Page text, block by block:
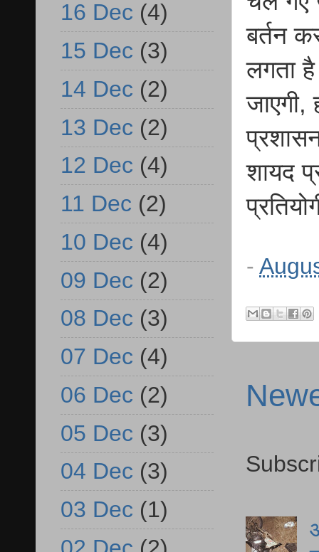
बर्तन
लगता
शायद
-
16 Dec (4)
15 Dec (3)
14 Dec (2)
13 Dec (2)
12 Dec (4)
11 Dec (2)
10 Dec (4)
09 Dec (2)
08 Dec (3)
07 Dec (4)
06 Dec (2)
05 Dec (3)
04 Dec (3)
03 Dec (1)